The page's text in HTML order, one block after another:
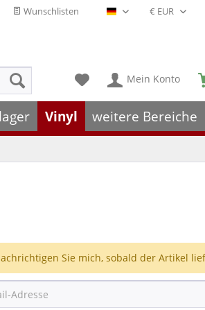
Wunschlisten Deutsch - DE
Mein Konto
Vinyl weitere Bereiche
Sie mich, sobald der Artikel